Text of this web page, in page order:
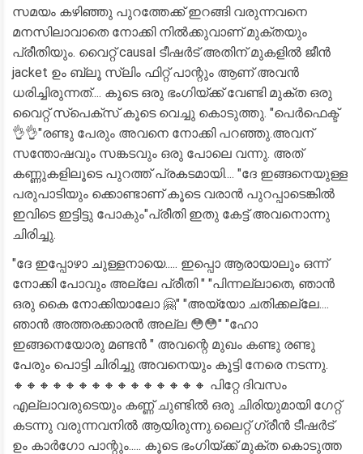
സമയം കഴിഞ്ഞു പുറത്തേക്ക് ഇറങ്ങി വരുന്നവനെ
മനസിലാവാതെ നോക്കി നിൽക്കുവാണ് മുക്തയും
പ്രീതിയും. വൈറ്റ് causal ടീഷർട് അതിന് മുകളിൽ ജീൻ
jacket ഉം ബ്ലൂ സ്ലിം ഫിറ്റ്‌ പാന്റും ആണ് അവൻ
ധരിച്ചിരുന്നത്.... കൂടെ ഒരു ഭംഗിയ്ക്ക് വേണ്ടി മുക്ത ഒരു
വൈറ്റ് സ്പെക്സ് കൂടെ വെച്ചു കൊടുത്തു. "പെർഫെക്ട്
👌👌"രണ്ടു പേരും അവനെ നോക്കി പറഞ്ഞു.അവന്
സന്തോഷവും സങ്കടവും ഒരു പോലെ വന്നു. അത്
കണ്ണുകളിലൂടെ പുറത്ത് പ്രകടമായി.... "ദേ ഇങ്ങനെയുള്ള
പരുപാടിയും ക്കൊണ്ടാണ് കൂടെ വരാൻ പുറപ്പാടെങ്കിൽ
ഇവിടെ ഇട്ടിട്ടു പോകും"പ്രീതി ഇതു കേട്ട് അവനൊന്നു
ചിരിച്ചു.
"ദേ ഇപ്പോഴാ ചുള്ളനായെ..... ഇപ്പൊ ആരായാലും ഒന്ന്
നോക്കി പോവും അല്ലേ പ്രീതി " "പിന്നല്ലാതെ, ഞാൻ
ഒരു കൈ നോക്കിയാലോ 🤗" "അയ്യോ ചതിക്കല്ലേ....
ഞാൻ അത്തരക്കാരൻ അല്ല 😳😳" "ഹോ
ഇങ്ങനെയോരു മണ്ടൻ " അവന്റെ മുഖം കണ്ടു രണ്ടു
പേരും പൊട്ടി ചിരിച്ചു അവനെയും കൂട്ടി നേരെ നടന്നു.
🔸🔸🔸🔸🔸🔸🔸🔸🔸🔸🔸🔸🔸🔸🔸 പിറ്റേ ദിവസം
എല്ലാവരുടെയും കണ്ണ് ചുണ്ടിൽ ഒരു ചിരിയുമായി ഗേറ്റ്
കടന്നു വരുന്നവനിൽ ആയിരുന്നു.ലൈറ്റ് ഗ്രീൻ ടീഷർട്
ഉം കാർഗോ പാന്റും..... കൂടെ ഭംഗിയ്ക്ക് മുക്ത കൊടുത്ത